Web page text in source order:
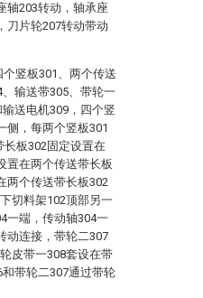
轴203转动，轴承座
刀片轮207转动带动
竖板301、两个传送
输送带305、带轮一
送电机309，四个竖
侧，每两个竖板301
长板302固定设置在
置在两个传送带长板
两个传送带长板302
切料架102顶部另一
一端，传动轴304一
动连接，带轮二307
皮带一308套设在带
带轮二307通过带轮